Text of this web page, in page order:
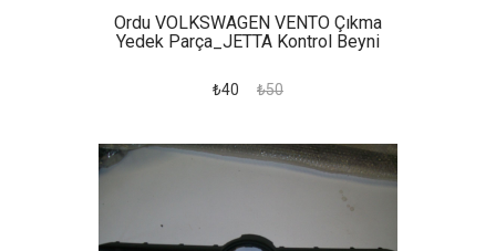
Ordu VOLKSWAGEN VENTO Çıkma
Yedek Parça_JETTA Kontrol Beyni
₺40 ₺50